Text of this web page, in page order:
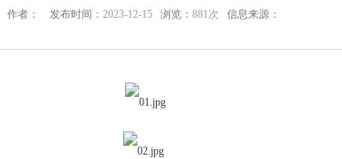
作者： 发布时间： 2023-12-15 浏览： 881次 信息来源：